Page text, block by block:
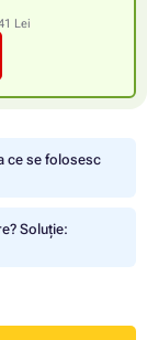
Lei
ce se folosesc
Soluție: